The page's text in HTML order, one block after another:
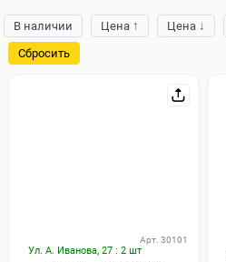
В наличии Цена ↑ Цена ↓
Сбросить
Ул. А. Иванова, 27 : 2 шт
Арт. 30101